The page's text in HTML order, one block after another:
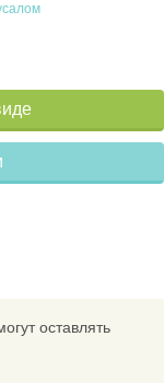
оставлять